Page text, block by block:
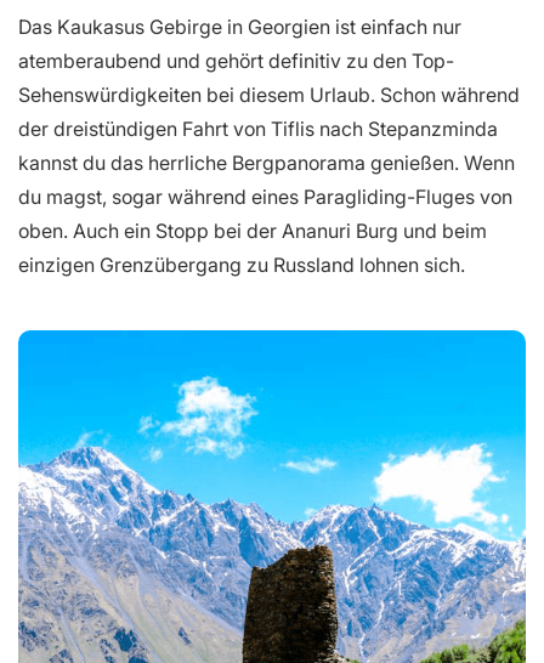
Das Kaukasus Gebirge in Georgien ist einfach nur
atemberaubend und gehört definitiv zu den Top-
Sehenswürdigkeiten bei diesem Urlaub. Schon während
der dreistündigen Fahrt von Tiflis nach Stepanzminda
kannst du das herrliche Bergpanorama genießen. Wenn
du magst, sogar während eines Paragliding-Fluges von
oben. Auch ein Stopp bei der Ananuri Burg und beim
einzigen Grenzübergang zu Russland lohnen sich.